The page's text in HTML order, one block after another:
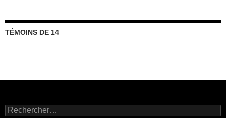
TÉMOINS DE 14
Rechercher :